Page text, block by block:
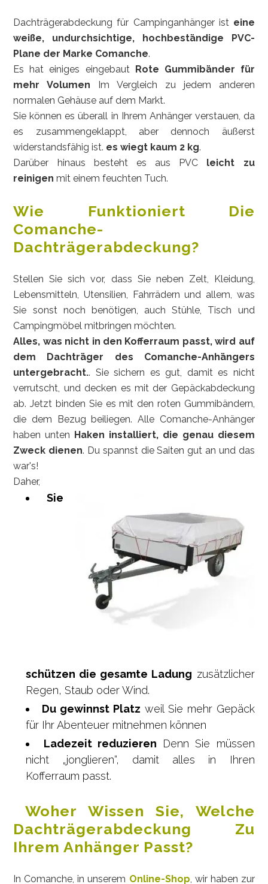
Dachträgerabdeckung für Campinganhänger ist eine
weiße, undurchsichtige, hochbeständige PVC-
Plane der Marke Comanche.
Es hat einiges eingebaut Rote Gummibänder für
mehr Volumen Im Vergleich zu jedem anderen
normalen Gehäuse auf dem Markt.
Sie können es überall in Ihrem Anhänger verstauen, da
es zusammengeklappt, aber dennoch äußerst
widerstandsfähig ist. es wiegt kaum 2 kg.
Darüber hinaus besteht es aus PVC leicht zu
reinigen mit einem feuchten Tuch.
Wie Funktioniert Die
Comanche-
Dachträgerabdeckung?
Stellen Sie sich vor, dass Sie neben Zelt, Kleidung,
Lebensmitteln, Utensilien, Fahrrädern und allem, was
Sie sonst noch benötigen, auch Stühle, Tisch und
Campingmöbel mitbringen möchten.
Alles, was nicht in den Kofferraum passt, wird auf
dem Dachträger des Comanche-Anhängers
untergebracht.. Sie sichern es gut, damit es nicht
verrutscht, und decken es mit der Gepäckabdeckung
ab. Jetzt binden Sie es mit den roten Gummibändern,
die dem Bezug beiliegen. Alle Comanche-Anhänger
haben unten Haken installiert, die genau diesem
Zweck dienen. Du spannst die Saiten gut an und das
war's!
Daher,
Sie
schützen die gesamte Ladung zusätzlicher
Regen, Staub oder Wind.
Du gewinnst Platz weil Sie mehr Gepäck
für Ihr Abenteuer mitnehmen können
Ladezeit reduzieren Denn Sie müssen
nicht „jonglieren“, damit alles in Ihren
Kofferraum passt.
Woher Wissen Sie, Welche
Dachträgerabdeckung Zu
Ihrem Anhänger Passt?
In Comanche, in unserem Online-Shop, wir haben zur